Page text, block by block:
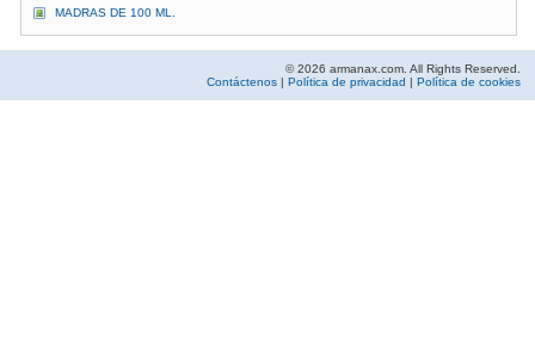
MADRAS DE 100 ML.
© 2026 armanax.com. All Rights Reserved.
Contáctenos | Política de privacidad | Política de cookies